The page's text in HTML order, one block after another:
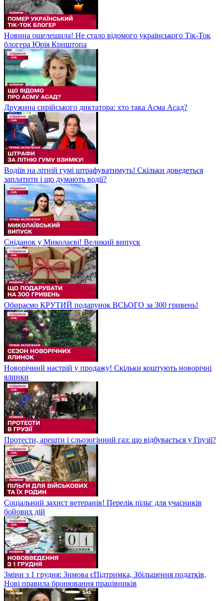
Новина ошелешила! Не стало відомого українського Тік-Ток
блогера Юрія Криштопа
Дружина сирійського диктатора: хто така Асма Асад?
Водіїв на літній гумі штрафуватимуть! Скільки доведеться
заплатити і що думають водії?
Сніданок у Миколаєві! Великий випуск
Обираємо КРУТИЙ подарунок ВСЬОГО за 300 гривень!
Новорічний настрій у продажу! Скільки коштують новорічні
ялинки
Протести, арешти і сльозогінний газ: що відбувається у Грузії?
Соціальний захист ветеранів! Перелік пільг для учасників
бойових дій
Зміни з 1 грудня: Зимова єПідтримка, Збільшення податків,
Нові правила бронювання працівників